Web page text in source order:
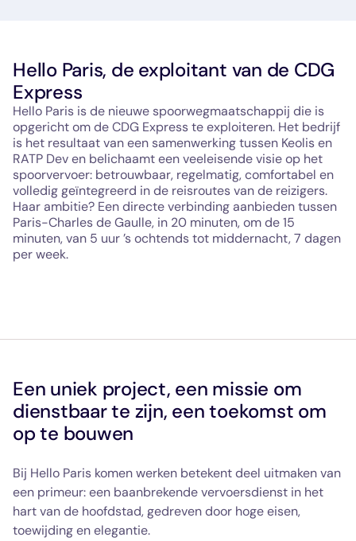
Hello Paris, de exploitant van de CDG
Express
Hello Paris is de nieuwe spoorwegmaatschappij die is
opgericht om de CDG Express te exploiteren. Het bedrijf
is het resultaat van een samenwerking tussen Keolis en
RATP Dev en belichaamt een veeleisende visie op het
spoorvervoer: betrouwbaar, regelmatig, comfortabel en
volledig geïntegreerd in de reisroutes van de reizigers.
Haar ambitie? Een directe verbinding aanbieden tussen
Paris-Charles de Gaulle, in 20 minuten, om de 15
minuten, van 5 uur ’s ochtends tot middernacht, 7 dagen
per week.
Een uniek project, een missie om
dienstbaar te zijn, een toekomst om
op te bouwen
Bij Hello Paris komen werken betekent deel uitmaken van
een primeur: een baanbrekende vervoersdienst in het
hart van de hoofdstad, gedreven door hoge eisen,
toewijding en elegantie.